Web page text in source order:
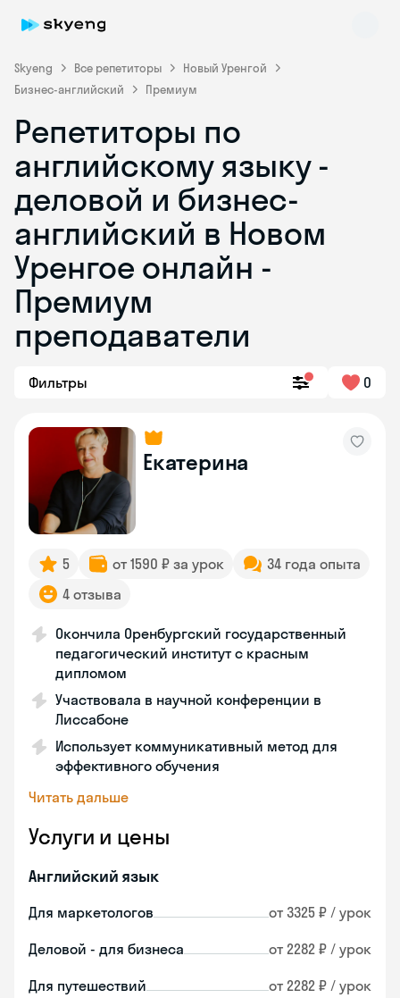
Skyeng Все репетиторы
Новый Уренгой
Бизнес-английский
Премиум
Репетиторы по
английскому языку -
деловой и бизнес-
английский в Новом
Уренгое онлайн -
Премиум
преподаватели
Фильтры 0
Екатерина
5 от 1590 ₽ за урок
34 года опыта
4 отзыва
Окончила Оренбургский государственный
педагогический институт с красным
дипломом
Участвовала в научной конференции в
Лиссабоне
Использует коммуникативный метод для
эффективного обучения
Читать дальше
Услуги и цены
Английский язык
Для маркетологов от 3325 ₽ / урок
Деловой - для бизнеса от 2282 ₽ / урок
Для путешествий от 2282 ₽ / урок
Skyeng Chat